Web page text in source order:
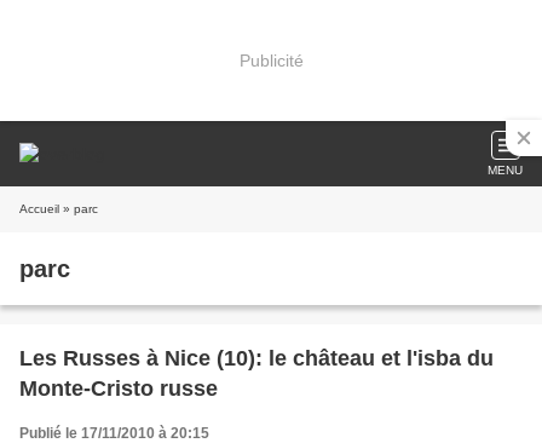
Publicité
MENU
Accueil » parc
parc
Les Russes à Nice (10): le château et l'isba du
Monte-Cristo russe
Publié le 17/11/2010 à 20:15